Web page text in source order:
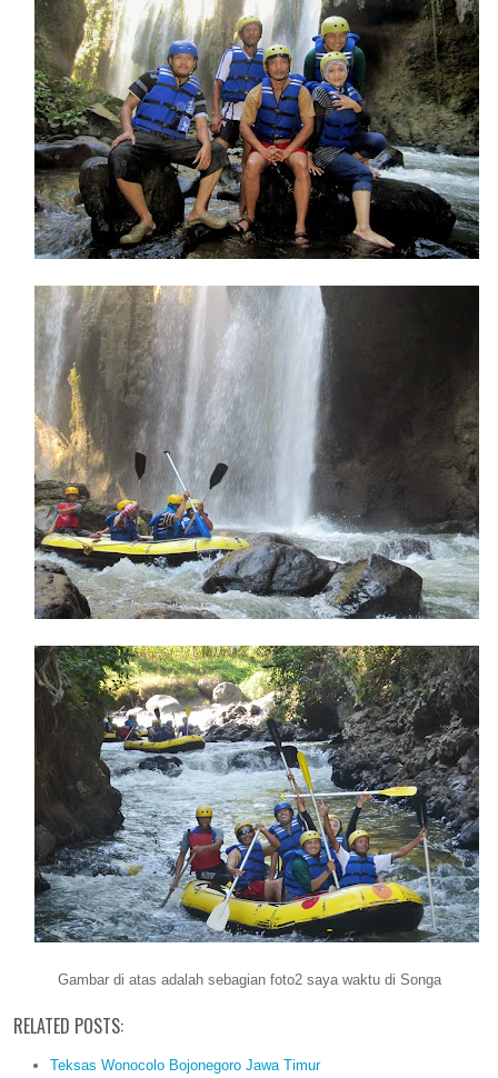
Gambardi atas adalah sebagian foto2 saya waktu di Songa
RELATED POSTS:
Teksas Wonocolo Bojonegoro Jawa Timur